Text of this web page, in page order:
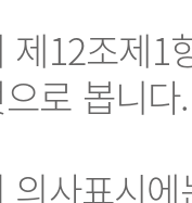
12조제1
로 봅니다.
사표시